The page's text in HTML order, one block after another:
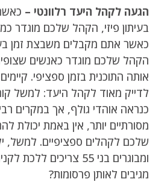
הגעה לקהל היעד רלוונטי –
בעיתון פיזי, הקהל שלכם מוגדר
כאשר אתם מקבלים משבצת זמן
הקהל שלכם מוגדר כאנשים
אותה התוכנית בזמן ספציפי.
לדייק מאוד לקהל היעד: למשל
כנראה אוהדי גולף, אך במקרים
מסורתיים יותר, אין באמת יכולת
ומבוגרים בני 55 צריכים
מגיבים לאותן פרסומות?